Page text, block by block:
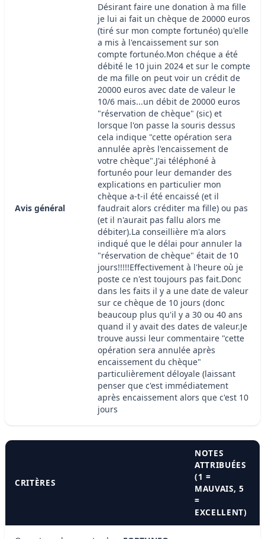
Avis général
Désirant faire une donation à ma fille
je lui ai fait un chèque de 20000 euros
(tiré sur mon compte fortunéo) qu'elle
a mis à l'encaissement sur son
compte fortunéo.Mon chéque a été
débité le 10 juin 2024 et sur le compte
de ma fille on peut voir un crédit de
20000 euros avec date de valeur le
10/6 mais...un débit de 20000 euros
"réservation de chèque" (sic) et
lorsque l'on passe la souris dessus
cela indique "cette opération sera
annulée après l'encaissement de
votre chèque".J'ai téléphoné à
fortunéo pour leur demander des
explications en particulier mon
chèque a-t-il été encaissé (et il
faudrait alors créditer ma fille) ou pas
(et il n'aurait pas fallu alors me
débiter).La conseillière m'a alors
indiqué que le délai pour annuler la
"réservation de chèque" était de 10
jours!!!!!Effectivement à l'heure où je
poste ce n'est toujours pas fait.Donc
dans les faits il y a une date de valeur
sur ce chèque de 10 jours (donc
beaucoup plus qu'il y a 30 ou 40 ans
quand il y avait des dates de valeur.Je
trouve aussi leur commentaire "cette
opération sera annulée après
encaissement du chèque"
particulièrement déloyale (laissant
penser que c'est immédiatement
après encaissement alors que c'est 10
jours
CRITÈRES
NOTES
ATTRIBUÉES
(1 =
MAUVAIS, 5
=
EXCELLENT)